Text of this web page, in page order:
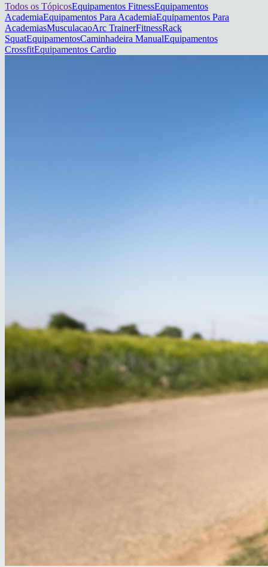
Todos os TópicosEquipamentos FitnessEquipamentos
AcademiaEquipamentos Para AcademiaEquipamentos Para
AcademiasMusculacaoArc TrainerFitnessRack
SquatEquipamentosCaminhadeira ManualEquipamentos
CrossfitEquipamentos Cardio